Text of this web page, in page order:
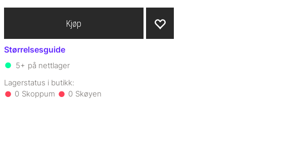
Størrelsesguide
5+ på nettlager
0 0
Kjøp